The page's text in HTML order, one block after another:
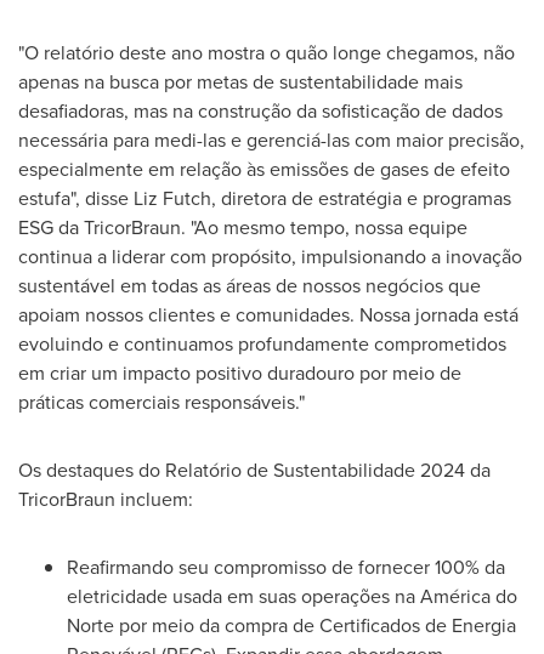
"O relatório deste ano mostra o quão longe chegamos, não
apenas na busca por metas de sustentabilidade mais
desafiadoras, mas na construção da sofisticação de dados
necessária para medi-las e gerenciá-las com maior precisão,
especialmente em relação às emissões de gases de efeito
estufa", disse Liz Futch, diretora de estratégia e programas
ESG da TricorBraun. "Ao mesmo tempo, nossa equipe
continua a liderar com propósito, impulsionando a inovação
sustentável em todas as áreas de nossos negócios que
apoiam nossos clientes e comunidades. Nossa jornada está
evoluindo e continuamos profundamente comprometidos
em criar um impacto positivo duradouro por meio de
práticas comerciais responsáveis."
Os destaques do Relatório de Sustentabilidade 2024 da
TricorBraun incluem:
Reafirmando seu compromisso de fornecer 100% da
eletricidade usada em suas operações na América do
Norte por meio da compra de Certificados de Energia